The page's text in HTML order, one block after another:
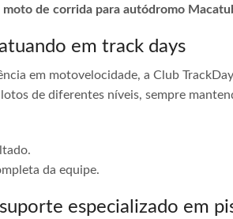
moto de corrida para autódromo
em track days
em motovelocidade, a Club
de diferentes níveis, sempre
da equipe.
especializado em